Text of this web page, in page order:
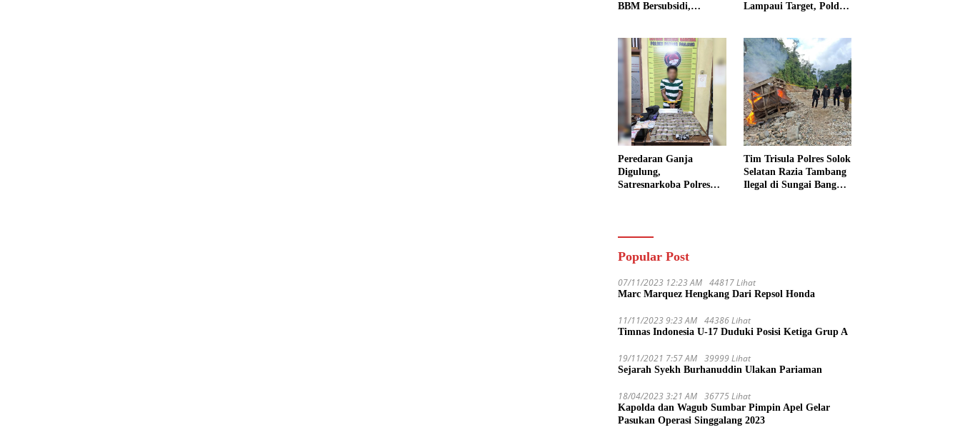
BBM Bersubsidi,
Bio Solar
Lampaui Target, Polda
Kriminal
Peredaran Ganja
Digulung,
Satresnarkoba Polres
Datar
Tim Trisula Polres Solok
Selatan Razia Tambang
Ilegal di Sungai Bangko,
Popular Post
07/11/2023 12:23 AM 44817 Lihat
Marc Marquez Hengkang Dari Repsol Honda
11/11/2023 9:23 AM 44386 Lihat
Timnas Indonesia U-17 Duduki Posisi Ketiga Grup A
19/11/2021 7:57 AM 39999 Lihat
Sejarah Syekh Burhanuddin Ulakan Pariaman
18/04/2023 3:21 AM 36775 Lihat
Kapolda dan Wagub Sumbar Pimpin Apel Gelar
Pasukan Operasi Singgalang 2023